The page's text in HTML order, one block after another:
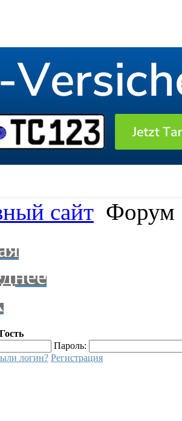
сайт Форум
Гость
Пароль:
логин? Регистрация